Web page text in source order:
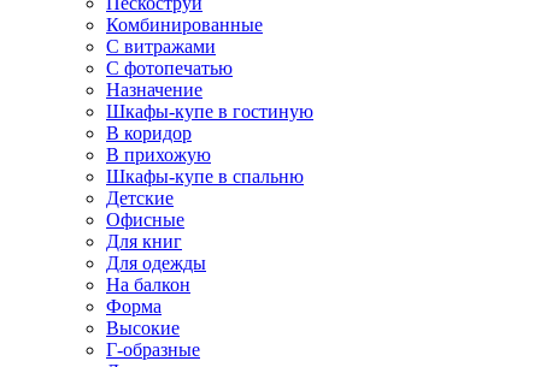
Комбинированные
С витражами
С фотопечатью
Назначение
Шкафы-купе в гостиную
В коридор
В прихожую
Шкафы-купе в спальню
Детские
Офисные
Для книг
Для одежды
На балкон
Форма
Высокие
Г-образные